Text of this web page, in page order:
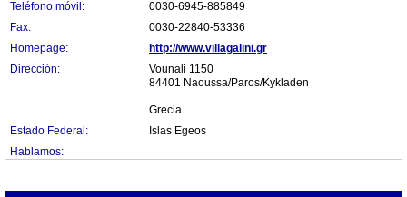
Teléfono móvil:
0030-6945-885849
Fax:
0030-22840-53336
Homepage:
http://www.villagalini.gr
Dirección:
Vounali 1150
84401 Naoussa/Paros/Kykladen
Grecia
Estado Federal:
Islas Egeos
Hablamos: